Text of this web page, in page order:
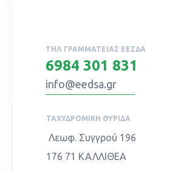
ΤΗΛ ΓΡΑΜΜΑΤΕΊΑΣ ΕΕΣΔΑ
6984 301 831
info@eedsa.gr
ΤΑΧΥΔΡΟΜΙΚΉ ΘΥΡΊΔΑ
Λεωφ. Συγγρού 196
176 71 ΚΑΛΛΙΘΕΑ